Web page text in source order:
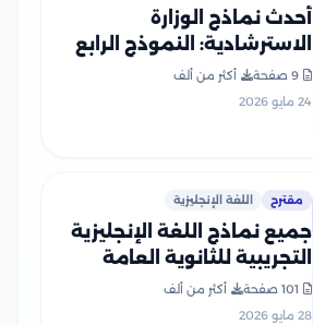
أحدث نماذج الوزارة
الاسترشادية: النموذج الرابع
في الكيمياء للثانوية العامة
2026
9 صفحة
أكثر من ألف
24 مايو 2026
مقترح اللغة الإنجليزية
جميع نماذج اللغة الإنجليزية
التجريبية للثانوية العامة
2026 من وزارة التربية
والتعليم PDF
101 صفحة
أكثر من ألف
28 مايو 2026